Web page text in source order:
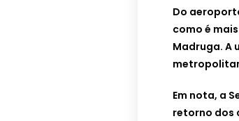
Do
como é
Madruga. A
Em nota, a
retorno dos